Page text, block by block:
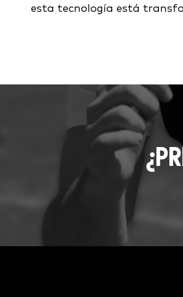
esta tecnología está